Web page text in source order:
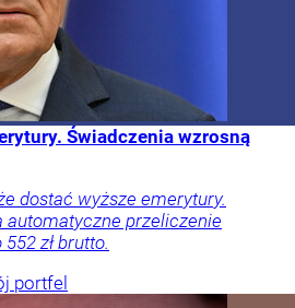
Świadczenia wzrosną
dostać wyższe emerytury.
automatyczne przeliczenie
zł brutto.
portfel